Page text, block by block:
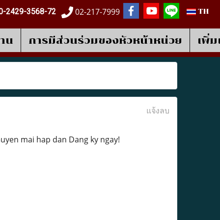
2429-3568-72 02-217-7999 TH
น การมีส่วนร่วมของหัวหน้าหน่วย เพิ่
แจ้งลบ
mai hap dan Dang ky ngay!